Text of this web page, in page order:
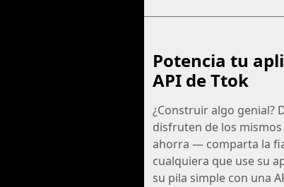
Potencia tu
API de Ttok
¿Construir algo genial?
disfruten de los
ahorra — comparta la
cualquiera que use su
su pila simple con una